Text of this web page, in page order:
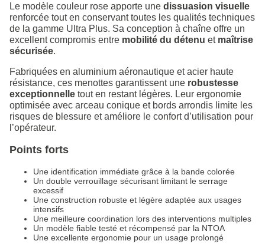
Le modèle couleur rose apporte une dissuasion visuelle
renforcée tout en conservant toutes les qualités techniques
de la gamme Ultra Plus. Sa conception à chaîne offre un
excellent compromis entre mobilité du détenu et maîtrise
sécurisée.
Fabriquées en aluminium aéronautique et acier haute
résistance, ces menottes garantissent une robustesse
exceptionnelle tout en restant légères. Leur ergonomie
optimisée avec arceau conique et bords arrondis limite les
risques de blessure et améliore le confort d’utilisation pour
l’opérateur.
Points forts
Une identification immédiate grâce à la bande colorée
Un double verrouillage sécurisant limitant le serrage
excessif
Une construction robuste et légère adaptée aux usages
intensifs
Une meilleure coordination lors des interventions multiples
Un modèle fiable testé et récompensé par la NTOA
Une excellente ergonomie pour un usage prolongé